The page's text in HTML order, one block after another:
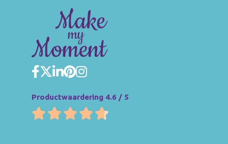
Productwaardering 4.6 / 5